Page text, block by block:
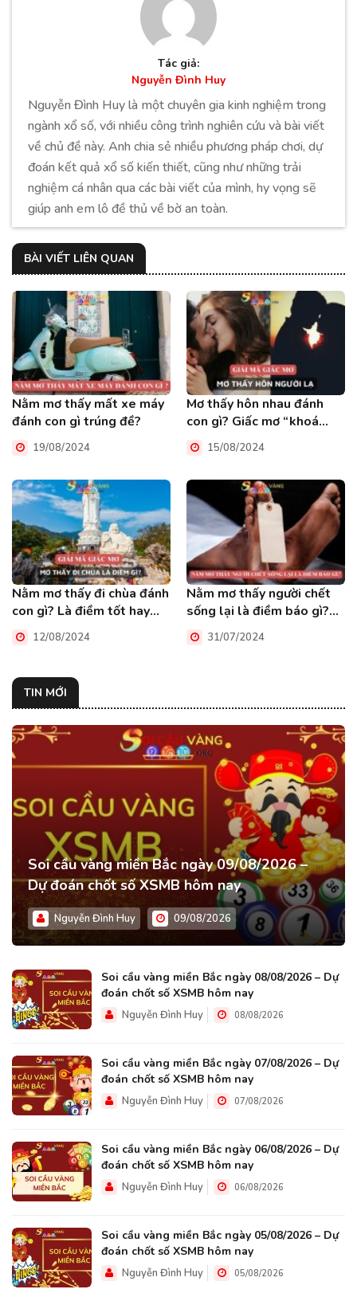
Tác giả:
Nguyễn Đình Huy
Nguyễn Đình Huy là một chuyên gia kinh nghiệm trong
ngành xổ số, với nhiều công trình nghiên cứu và bài viết
về chủ đề này. Anh chia sẻ nhiều phương pháp chơi, dự
đoán kết quả xổ số kiến thiết, cũng như những trải
nghiệm cá nhân qua các bài viết của mình, hy vọng sẽ
giúp anh em lô đề thủ về bờ an toàn.
BÀI VIẾT LIÊN QUAN
Nằm mơ thấy mất xe máy
đánh con gì trúng đề?
19/08/2024
Mơ thấy hôn nhau đánh
con gì? Giấc mơ “khoá
môi” có tốt không?
15/08/2024
Nằm mơ thấy đi chùa đánh
con gì? Là điềm tốt hay
xấu?12/08/2024
Nằm mơ thấy người chết
sống lại là điềm báo gì?
Đánh số mấy?
31/07/2024
TIN MỚI
Soi cầu vàng miền Bắc ngày 09/08/2026 –
Dự đoán chốt số XSMB hôm nay
Nguyễn Đình Huy 09/08/2026
Soi cầu vàng miền Bắc ngày 08/08/2026 – Dự
đoán chốt số XSMB hôm nay
Nguyễn Đình Huy 08/08/2026
Soi cầu vàng miền Bắc ngày 07/08/2026 – Dự
đoán chốt số XSMB hôm nay
Nguyễn Đình Huy 07/08/2026
Soi cầu vàng miền Bắc ngày 06/08/2026 – Dự
đoán chốt số XSMB hôm nay
Nguyễn Đình Huy 06/08/2026
Soi cầu vàng miền Bắc ngày 05/08/2026 – Dự
đoán chốt số XSMB hôm nay
Nguyễn Đình Huy 05/08/2026